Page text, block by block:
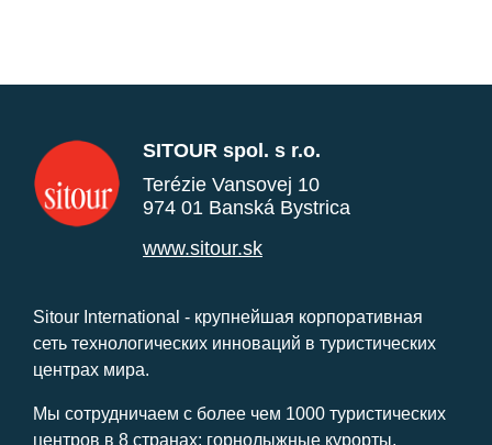
SITOUR spol. s r.o.
Terézie Vansovej 10
974 01 Banská Bystrica
www.sitour.sk
Sitour International - крупнейшая корпоративная
сеть технологических инноваций в туристических
центрах мира.
Мы сотрудничаем с более чем 1000 туристических
центров в 8 странах: горнолыжные курорты,